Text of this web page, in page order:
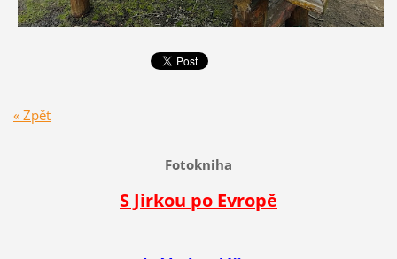
« Zpět
Fotokniha
S Jirkou po Evropě